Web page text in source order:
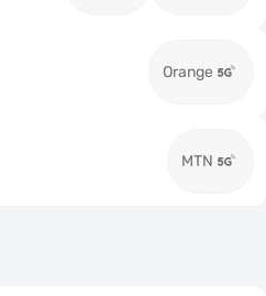
Orange
MTN